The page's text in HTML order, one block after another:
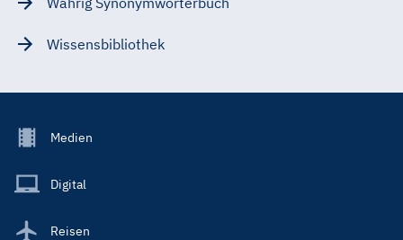
Wissensbibliothek
Footer
Main
Medien
Digital
Reisen